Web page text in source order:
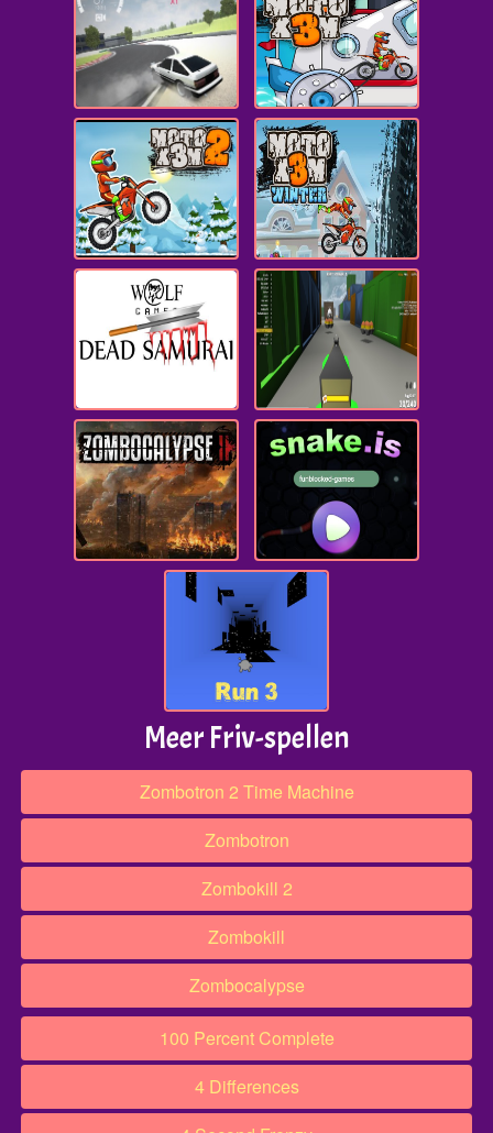
Meer Friv-spellen
Zombotron 2 Time Machine
Zombotron
Zombokill 2
Zombokill
Zombocalypse
100 Percent Complete
4 Differences